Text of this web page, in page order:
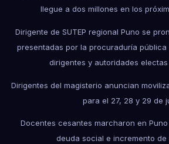
llegue a dos millones en los
Dirigente de SUTEP regional Puno se
presentadas por la procuraduría
dirigentes y autoridades
Dirigentes del magisterio anuncian
para el 27, 28 y 29 de
Docentes cesantes marcharon en
deuda social e incremento de